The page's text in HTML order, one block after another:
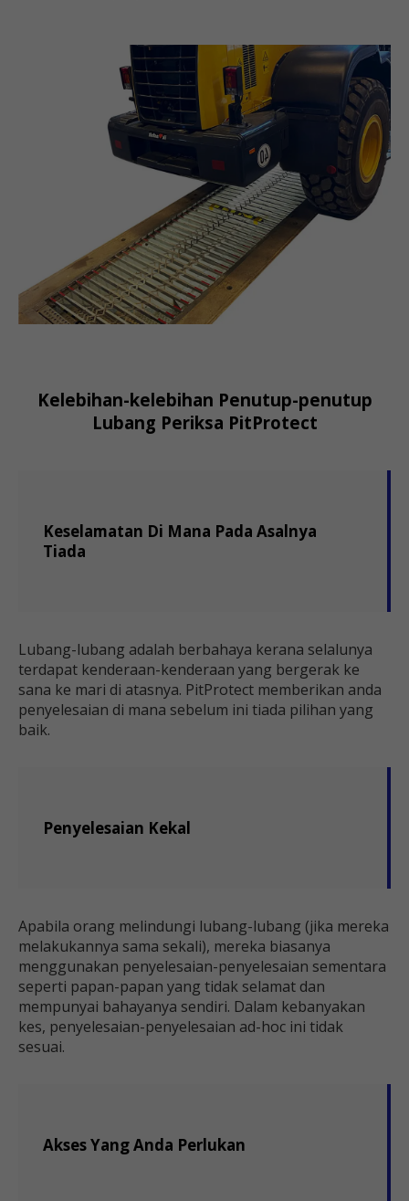
Kelebihan-kelebihan Penutup-penutup
Lubang Periksa PitProtect
Keselamatan Di Mana Pada Asalnya
Tiada
Lubang-lubang adalah berbahaya kerana selalunya
terdapat kenderaan-kenderaan yang bergerak ke
sana ke mari di atasnya. PitProtect memberikan anda
penyelesaian di mana sebelum ini tiada pilihan yang
baik.
Penyelesaian Kekal
Apabila orang melindungi lubang-lubang (jika mereka
melakukannya sama sekali), mereka biasanya
menggunakan penyelesaian-penyelesaian sementara
seperti papan-papan yang tidak selamat dan
mempunyai bahayanya sendiri. Dalam kebanyakan
kes, penyelesaian-penyelesaian ad-hoc ini tidak
sesuai.
Akses Yang Anda Perlukan